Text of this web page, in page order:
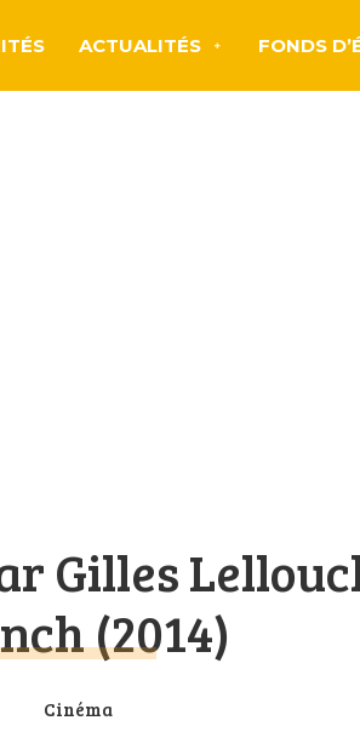
ACTUALITÉS FONDS
Gilles
(2014)
Cinéma